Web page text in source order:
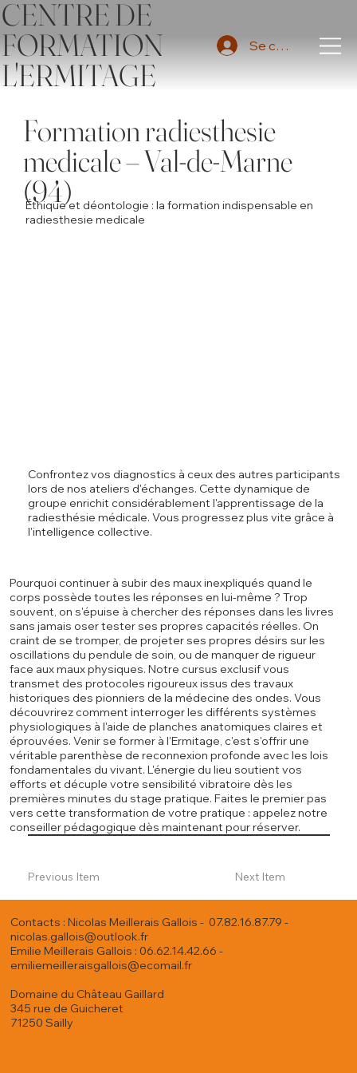
CENTRE DE
FORMATION
L'ERMITAGE
Se connecter
Formation radiesthesie
medicale – Val-de-Marne
(94)
Éthique et déontologie : la formation indispensable en
radiesthesie medicale
Confrontez vos diagnostics à ceux des autres participants
lors de nos ateliers d'échanges. Cette dynamique de
groupe enrichit considérablement l'apprentissage de la
radiesthésie médicale. Vous progressez plus vite grâce à
l'intelligence collective.
Pourquoi continuer à subir des maux inexpliqués quand le
corps possède toutes les réponses en lui-même ? Trop
souvent, on s'épuise à chercher des réponses dans les livres
sans jamais oser tester ses propres capacités réelles. On
craint de se tromper, de projeter ses propres désirs sur les
oscillations du pendule de soin, ou de manquer de rigueur
face aux maux physiques. Notre cursus exclusif vous
transmet des protocoles rigoureux issus des travaux
historiques des pionniers de la médecine des ondes. Vous
découvrirez comment interroger les différents systèmes
physiologiques à l'aide de planches anatomiques claires et
éprouvées. Venir se former à l'Ermitage, c'est s'offrir une
véritable parenthèse de reconnexion profonde avec les lois
fondamentales du vivant. L'énergie du lieu soutient vos
efforts et décuple votre sensibilité vibratoire dès les
premières minutes du stage pratique. Faites le premier pas
vers cette transformation de votre pratique : appelez notre
conseiller pédagogique dès maintenant pour réserver.
Previous Item Next Item
Contacts : Nicolas Meillerais Gallois - 07.82.16.87.79 -
nicolas.gallois@outlook.fr
Emilie Meillerais Gallois : 06.62.14.42.66 -
emiliemeilleraisgallois@ecomail.fr
Domaine du Château Gaillard
345 rue de Guicheret
71250 Sailly